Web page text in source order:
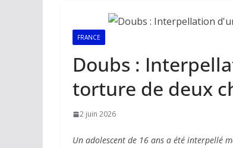
FRANCE
Doubs :
torture de deux
2 juin 2026
Un adolescent de 16 ans a été interpellé